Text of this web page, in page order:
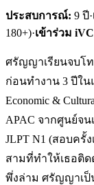
ประสบการณ์: 9 ปี·
180+)·เข้าร่วม
ศรัญญาเรียนจบโทด้
ก่อนทำงาน 3 ปีใน
Economic &
APAC จากศูนย์จ
JLPT N1 (สอบครั้
สามที่ทำให้เธอติ
พึ่งล่าม ศรัญญาเป็